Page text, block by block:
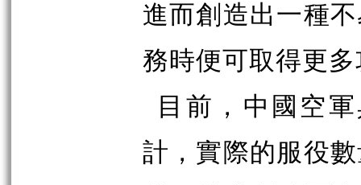
進而創造出一種
務時便可取得更
目前，中國空
計，實際的服役